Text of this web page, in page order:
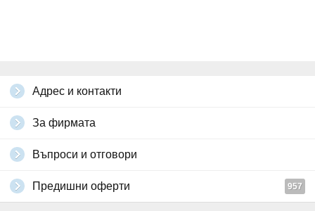
Адрес и контакти
За фирмата
Въпроси и отговори
Предишни оферти 957